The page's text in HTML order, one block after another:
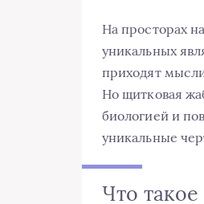
На просторах
уникальных
приходят
Но щитковая
биологией и
уникальные
Что